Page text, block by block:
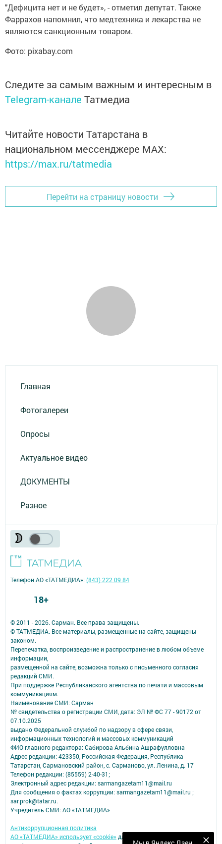
"Дефицита нет и не будет», - отметил депутат. Также
Фаррахов напомнил, что медтехника и лекарства не
являются санкционным товаром.
Фото: pixabay.com
Следите за самым важным и интересным в
Telegram-канале Татмедиа
Читайте новости Татарстана в
национальном мессенджере MАХ:
https://max.ru/tatmedia
Перейти на страницу новости
Главная
Фотогалереи
Опросы
Актуальное видео
ДОКУМЕНТЫ
Разное
© 2011 - 2026. Сарман. Все права защищены.
© ТАТМЕДИА. Все материалы, размещенные на сайте, защищены
законом.
Перепечатка, воспроизведение и распространение в любом объеме
информации,
размещенной на сайте, возможна только с письменного согласия
редакций СМИ.
При поддержке Республиканского агентства по печати и массовым
коммуникациям.
Наименование СМИ: Сарман
№ свидетельства о регистрации СМИ, дата: ЭЛ № ФС 77 - 90172 от
07.10.2025
выдано Федеральной службой по надзору в сфере связи,
информационных технологий и массовых коммуникаций
ФИО главного редактора: Сабирова Альбина Ашрафулловна
Адрес редакции: 423350, Российская Федерация, Республика
Татарстан, Сармановский район, с. Сарманово, ул. Ленина, д. 17
Телефон редакции: (85559) 2-40-31;
Электронный адрес редакции: sarmangazetam11@mail.ru
Для сообщения о фактах коррупции: sarmangazetam11@mail.ru ;
sar.prok@tatar.ru.
Учредитель СМИ: АО «ТАТМЕДИА»
Антикоррупционная политика
АО «ТАТМЕДИА» использует «cookie» для персонализации сервисов и
Телефон АО «ТАТМЕДИА»:(843) 222 09 84
18+